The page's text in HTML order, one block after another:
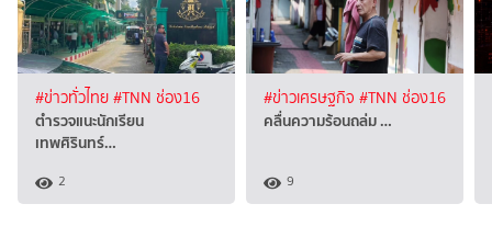
#ข่าวทั่วไทย#TNN ช่อง16
ตำรวจแนะนักเรียน
เทพศิรินทร์…
2
#ข่าวเศรษฐกิจ #TNN ช่อง16
คลื่นความร้อนถล่ม …
9